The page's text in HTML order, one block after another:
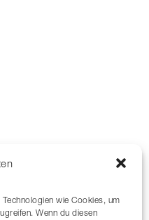
wie Cookies, um
Wenn du diesen